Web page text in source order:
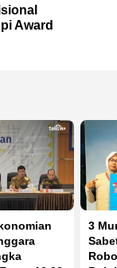
Award
3